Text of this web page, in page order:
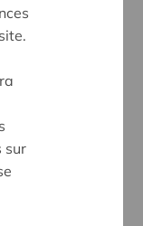
bienveillants
des quartiers
sur